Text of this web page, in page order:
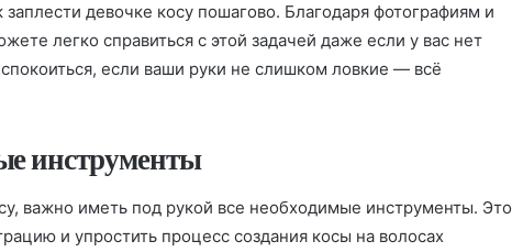
девочке косу пошагово. Благодаря фотографиям и
легко справиться с этой задачей даже если у вас нет
если ваши руки не слишком ловкие — всё
инструменты
важно иметь под рукой все необходимые инструменты. Это
и упростить процесс создания косы на волосах